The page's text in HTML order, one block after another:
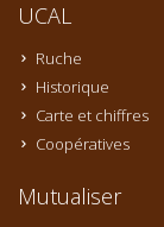
UCAL
Ruche
Historique
Carte et chiffres
Coopératives
Mutualiser